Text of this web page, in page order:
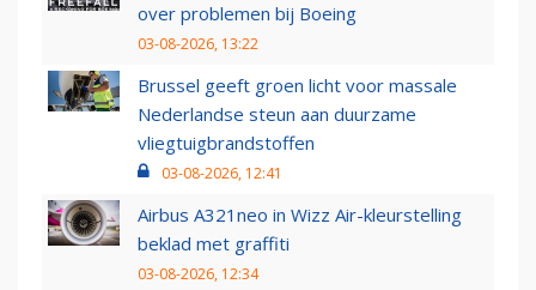
over problemen bij Boeing
03-08-2026, 13:22
Brussel geeft groen licht voor massale
Nederlandse steun aan duurzame
vliegtuigbrandstoffen
03-08-2026, 12:41
Airbus A321neo in Wizz Air-kleurstelling
beklad met graffiti
03-08-2026, 12:34